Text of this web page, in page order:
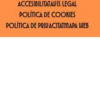
ACCESIBILITAT AVÍS LEGAL
POLÍTICA DE COOKIES
POLÍTICA DE PRIVACITAT MAPA WEB